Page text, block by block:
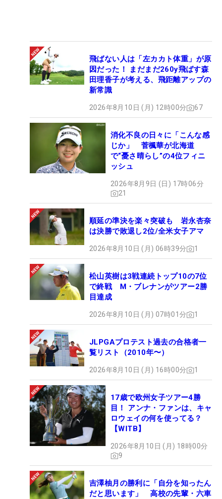
飛ばない人は「左カカト体重」が原
因だった！ まだまだ260y飛ばす森
田理香子が考える、飛距離アップの
新常識
2026年8月10日 (月) 12時00分 67
消化不良の日々に「こんな感
じか」 菅楓華が北海道
で“憂さ晴らし”の4位フィニ
ッシュ
2026年8月9日 (日) 17時06分
21
順延の準決を楽々突破も 岩永杏奈
は決勝で敗退し2位/全米女子アマ
2026年8月10日 (月) 06時39分 1
松山英樹は3戦連続トップ10の7位
で終戦 M・ブレナンがツアー2勝
目達成
2026年8月10日 (月) 07時01分 1
JLPGAプロテスト過去の合格者一
覧リスト（2010年〜）
2026年8月10日 (月) 16時00分 1
17歳で欧州女子ツアー4勝
目！ アンナ・ファンは、キャ
ロウェイの何を使ってる？
【WITB】
2026年8月10日 (月) 18時00分
9
吉澤柚月の勝利に「自分を知ったん
だと思います」 高校の先輩・六車